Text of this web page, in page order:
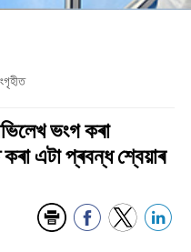
ভংগ কৰা
এটা প্ৰবন্ধ শ্বেয়াৰ